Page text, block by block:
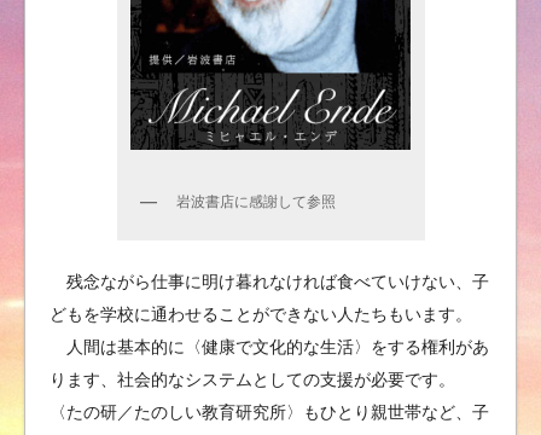
岩波書店に感謝して参照
残念ながら仕事に明け暮れなければ食べていけない、子
どもを学校に通わせることができない人たちもいます。
人間は基本的に〈健康で文化的な生活〉をする権利があ
ります、社会的なシステムとしての支援が必要です。
〈たの研／たのしい教育研究所〉もひとり親世帯など、子